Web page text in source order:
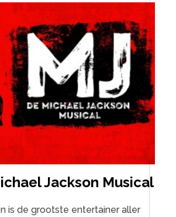
Jackson Musical
is de grootste entertainer aller